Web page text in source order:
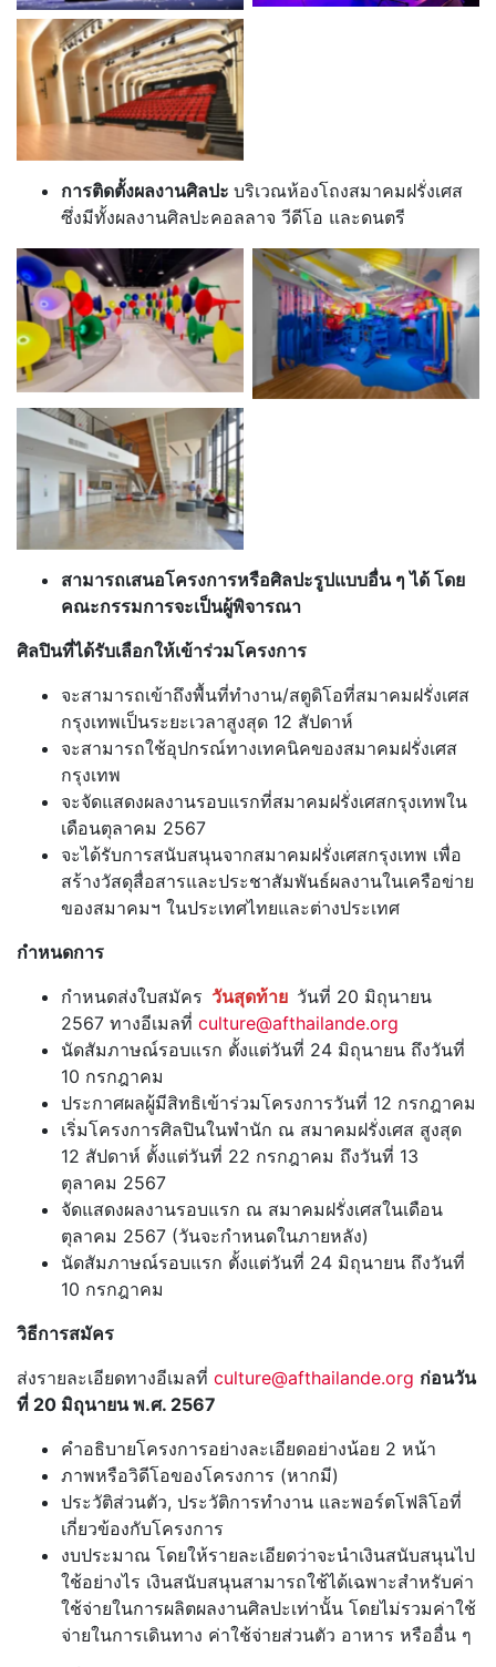
การติดตั้งผลงานศิลปะ บริเวณห้องโถงสมาคมฝรั่งเศส
ซึ่งมีทั้งผลงานศิลปะคอลลาจ วีดีโอ และดนตรี
สามารถเสนอโครงการหรือศิลปะรูปแบบอื่น ๆ ได้ โดย
คณะกรรมการจะเป็นผู้พิจารณา
ศิลปินที่ได้รับเลือกให้เข้าร่วมโครงการ
จะสามารถเข้าถึงพื้นที่ทำงาน/สตูดิโอที่สมาคมฝรั่งเศส
กรุงเทพเป็นระยะเวลาสูงสุด 12 สัปดาห์
จะสามารถใช้อุปกรณ์ทางเทคนิคของสมาคมฝรั่งเศส
กรุงเทพ
จะจัดแสดงผลงานรอบแรกที่สมาคมฝรั่งเศสกรุงเทพใน
เดือนตุลาคม 2567
จะได้รับการสนับสนุนจากสมาคมฝรั่งเศสกรุงเทพ เพื่อ
สร้างวัสดุสื่อสารและประชาสัมพันธ์ผลงานในเครือข่าย
ของสมาคมฯ ในประเทศไทยและต่างประเทศ
กำหนดการ
กำหนดส่งใบสมัคร วันสุดท้าย วันที่ 20 มิถุนายน
2567 ทางอีเมลที่ culture@afthailande.org
นัดสัมภาษณ์รอบแรก ตั้งแต่วันที่ 24 มิถุนายน ถึงวันที่
10 กรกฎาคม
ประกาศผลผู้มีสิทธิเข้าร่วมโครงการวันที่ 12 กรกฎาคม
เริ่มโครงการศิลปินในพำนัก ณ สมาคมฝรั่งเศส สูงสุด
12 สัปดาห์ ตั้งแต่วันที่ 22 กรกฎาคม ถึงวันที่ 13
ตุลาคม 2567
จัดแสดงผลงานรอบแรก ณ สมาคมฝรั่งเศสในเดือน
ตุลาคม 2567 (วันจะกำหนดในภายหลัง)
นัดสัมภาษณ์รอบแรก ตั้งแต่วันที่ 24 มิถุนายน ถึงวันที่
10 กรกฎาคม
วิธีการสมัคร
ส่งรายละเอียดทางอีเมลที่ culture@afthailande.org ก่อนวัน
ที่ 20 มิถุนายน พ.ศ. 2567
คำอธิบายโครงการอย่างละเอียดอย่างน้อย 2 หน้า
ภาพหรือวิดีโอของโครงการ (หากมี)
ประวัติส่วนตัว, ประวัติการทำงาน และพอร์ตโฟลิโอที่
เกี่ยวข้องกับโครงการ
งบประมาณ โดยให้รายละเอียดว่าจะนำเงินสนับสนุนไป
ใช้อย่างไร เงินสนับสนุนสามารถใช้ได้เฉพาะสำหรับค่า
ใช้จ่ายในการผลิตผลงานศิลปะเท่านั้น โดยไม่รวมค่าใช้
จ่ายในการเดินทาง ค่าใช้จ่ายส่วนตัว อาหาร หรืออื่น ๆ